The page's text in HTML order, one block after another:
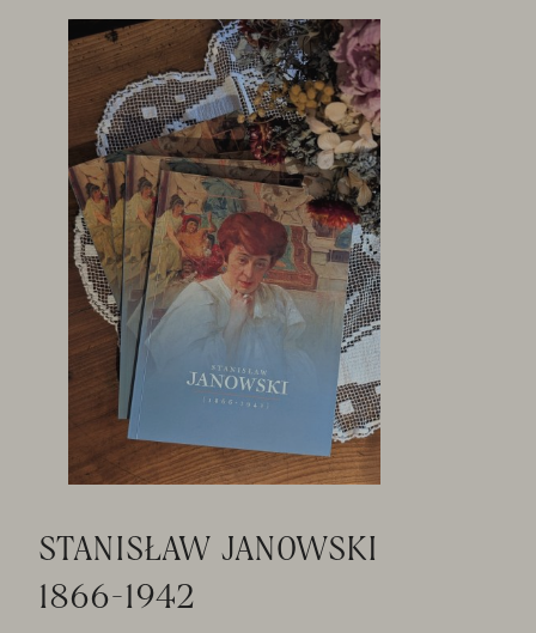
STANISŁAW JANOWSKI
1866-1942